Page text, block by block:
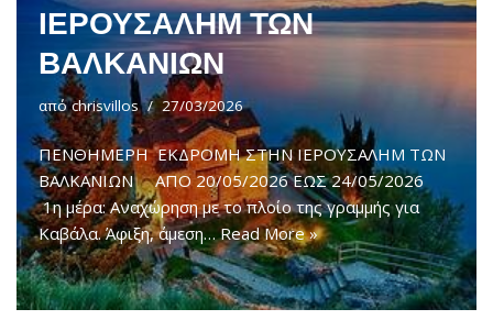
ΙΕΡΟΥΣΑΛΗΜ ΤΩΝ
ΒΑΛΚΑΝΙΩΝ
απόchrisvillos 27/03/2026
ΠΕΝΘΗΜΕΡΗ ΕΚΔΡΟΜΗ ΣΤΗΝ ΙΕΡΟΥΣΑΛΗΜ ΤΩΝ
ΒΑΛΚΑΝΙΩΝ ΑΠΟ 20/05/2026 ΕΩΣ 24/05/2026
1η μέρα: Αναχώρηση με το πλοίο της γραμμής για
Καβάλα. Άφιξη, άμεση…Read More »